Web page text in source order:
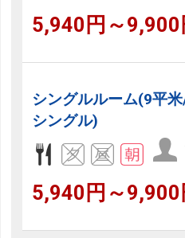
5,940円～9,900
シングルルーム(9平
シングル)
5,940円～9,900